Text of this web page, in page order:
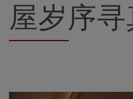
屋岁序寻